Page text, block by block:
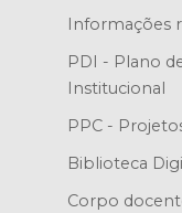
Informações
PDI - Plano
Institucional
PPC -
Biblioteca
Corpo